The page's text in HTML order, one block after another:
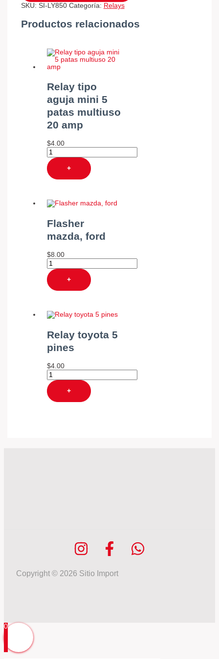
SKU: SI-LY850 Categoría: Relays
Productos relacionados
Relay tipo
aguja mini 5
patas multiuso
20 amp
$4.00
+
Flasher
mazda, ford
$8.00
+
Relay toyota 5
pines
$4.00
+
Copyright © 2026 Sitio Import
0